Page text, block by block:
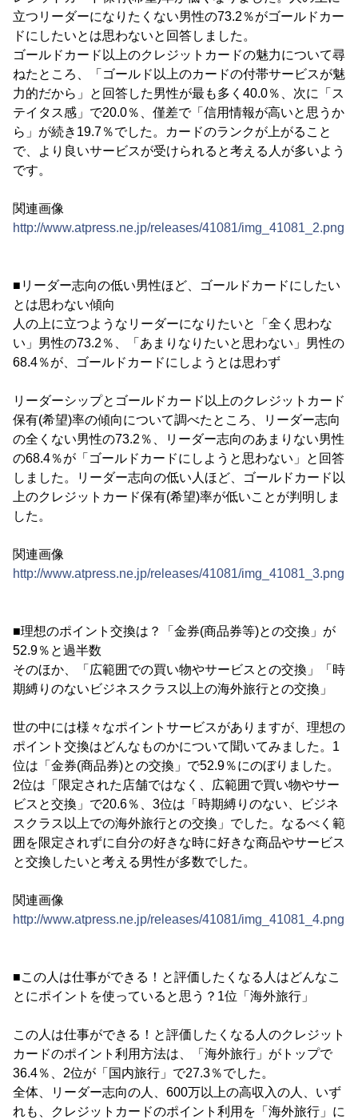
立つリーダーになりたくない男性の73.2％がゴールドカー
ドにしたいとは思わないと回答しました。
ゴールドカード以上のクレジットカードの魅力について尋
ねたところ、「ゴールド以上のカードの付帯サービスが魅
力的だから」と回答した男性が最も多く40.0％、次に「ス
テイタス感」で20.0％、僅差で「信用情報が高いと思うか
ら」が続き19.7％でした。カードのランクが上がること
で、より良いサービスが受けられると考える人が多いよう
です。
関連画像
http://www.atpress.ne.jp/releases/41081/img_41081_2.png
■リーダー志向の低い男性ほど、ゴールドカードにしたい
とは思わない傾向
人の上に立つようなリーダーになりたいと「全く思わな
い」男性の73.2％、「あまりなりたいと思わない」男性の
68.4％が、ゴールドカードにしようとは思わず
リーダーシップとゴールドカード以上のクレジットカード
保有(希望)率の傾向について調べたところ、リーダー志向
の全くない男性の73.2％、リーダー志向のあまりない男性
の68.4％が「ゴールドカードにしようと思わない」と回答
しました。リーダー志向の低い人ほど、ゴールドカード以
上のクレジットカード保有(希望)率が低いことが判明しま
した。
関連画像
http://www.atpress.ne.jp/releases/41081/img_41081_3.png
■理想のポイント交換は？「金券(商品券等)との交換」が
52.9％と過半数
そのほか、「広範囲での買い物やサービスとの交換」「時
期縛りのないビジネスクラス以上の海外旅行との交換」
世の中には様々なポイントサービスがありますが、理想の
ポイント交換はどんなものかについて聞いてみました。1
位は「金券(商品券)との交換」で52.9％にのぼりました。
2位は「限定された店舗ではなく、広範囲で買い物やサー
ビスと交換」で20.6％、3位は「時期縛りのない、ビジネ
スクラス以上での海外旅行との交換」でした。なるべく範
囲を限定されずに自分の好きな時に好きな商品やサービス
と交換したいと考える男性が多数でした。
関連画像
http://www.atpress.ne.jp/releases/41081/img_41081_4.png
■この人は仕事ができる！と評価したくなる人はどんなこ
とにポイントを使っていると思う？1位「海外旅行」
この人は仕事ができる！と評価したくなる人のクレジット
カードのポイント利用方法は、「海外旅行」がトップで
36.4％、2位が「国内旅行」で27.3％でした。
全体、リーダー志向の人、600万以上の高収入の人、いず
れも、クレジットカードのポイント利用を「海外旅行」に